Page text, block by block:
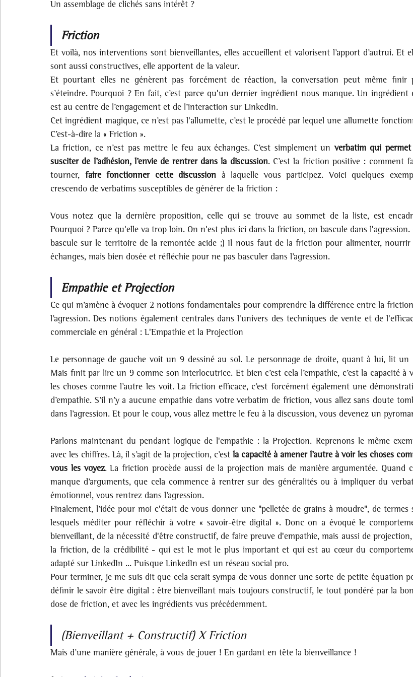
Un assemblage de clichés sans intérêt ?
Friction
Et voilà, nos interventions sont bienveillantes, elles accueillent et valorisent l’apport d’autrui. Et
sont aussi constructives, elle apportent de la valeur.
Et pourtant elles ne génèrent pas forcément de réaction, la conversation peut même finir
s’éteindre. Pourquoi ? En fait, c’est parce qu'un dernier ingrédient nous manque. Un ingrédient
est au centre de l’engagement et de l’interaction sur LinkedIn.
Cet ingrédient magique, ce n’est pas l'allumette, c’est le procédé par lequel une allumette
C’est-à-dire la « Friction ».
La friction, ce n’est pas mettre le feu aux échanges. C’est simplement un verbatim qui
susciter de l’adhésion, l’envie de rentrer dans la discussion. C’est la friction positive : comment
tourner, faire fonctionner cette discussion à laquelle vous participez. Voici quelques
crescendo de verbatims susceptibles de générer de la friction :
Vous notez que la dernière proposition, celle qui se trouve au sommet de la liste, est
Pourquoi ? Parce qu'elle va trop loin. On n'est plus ici dans la friction, on bascule dans l'agression.
bascule sur le territoire de la remontée acide ;) Il nous faut de la friction pour alimenter, nourrir
échanges, mais bien dosée et réfléchie pour ne pas basculer dans l’agression.
Empathie et Projection
Ce qui m’amène à évoquer 2 notions fondamentales pour comprendre la différence entre la
l’agression. Des notions également centrales dans l'univers des techniques de vente et de
commerciale en général : L'Empathie et la Projection
Le personnage de gauche voit un 9 dessiné au sol. Le personnage de droite, quant à lui, lit un
Mais finit par lire un 9 comme son interlocutrice. Et bien c’est cela l’empathie, c’est la capacité à
les choses comme l’autre les voit. La friction efficace, c’est forcément également une
d’empathie. S’il n’y a aucune empathie dans votre verbatim de friction, vous allez sans doute
dans l’agression. Et pour le coup, vous allez mettre le feu à la discussion, vous devenez un
Parlons maintenant du pendant logique de l'empathie : la Projection. Reprenons le même
avec les chiffres. Là, il s’agit de la projection, c’est la capacité à amener l’autre à voir les choses
vous les voyez. La friction procède aussi de la projection mais de manière argumentée. Quand
manque d’arguments, que cela commence à rentrer sur des généralités ou à impliquer du
émotionnel, vous rentrez dans l’agression.
Finalement, l’idée pour moi c'était de vous donner une "pelletée de grains à moudre", de termes
lesquels méditer pour réfléchir à votre « savoir-être digital ». Donc on a évoqué le
bienveillant, de la nécessité d'être constructif, de faire preuve d'empathie, mais aussi de
la friction, de la crédibilité - qui est le mot le plus important et qui est au cœur du
adapté sur LinkedIn ... Puisque LinkedIn est un réseau social pro.
Pour terminer, je me suis dit que cela serait sympa de vous donner une sorte de petite équation
définir le savoir être digital : être bienveillant mais toujours constructif, le tout pondéré par la
dose de friction, et avec les ingrédients vus précédemment.
(Bienveillant + Constructif) X Friction
Mais d’une manière générale, à vous de jouer ! En gardant en tête la bienveillance !